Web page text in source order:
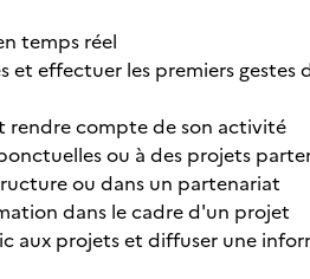
temps réel
et effectuer les premiers
rendre compte de son activité
ou à des projets
ou dans un partenariat
dans le cadre d'un projet
aux projets et diffuser une